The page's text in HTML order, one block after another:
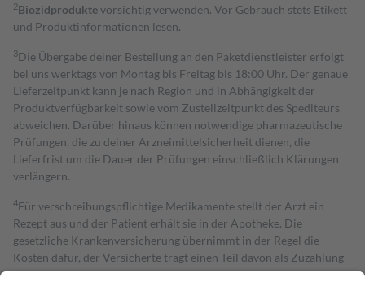
2Biozidproduktevorsichtig verwenden. Vor Gebrauch stets Etikett
und Produktinformationen lesen.
3Die Übergabe deiner Bestellung an den Paketdienstleister erfolgt
bei uns werktags von Montag bis Freitag bis 18:00 Uhr. Der genaue
Lieferzeitpunkt kann je nach Region und in Abhängigkeit der
Produktverfügbarkeit sowie vom Zustellzeitpunkt des Spediteurs
abweichen. Darüber hinaus können notwendige pharmazeutische
Prüfungen, die zu deiner Arzneimittelsicherheit dienen, die
Lieferfrist um die Dauer der Prüfungen einschließlich Klärungen
verlängern.
4Für verschreibungspflichtige Medikamente stellt der Arzt ein
Rezept aus und der Patient erhält sie in der Apotheke. Die
gesetzliche Krankenversicherung übernimmt in der Regel die
Kosten dafür, der Versicherte trägt einen Teil davon als Zuzahlung
mit.